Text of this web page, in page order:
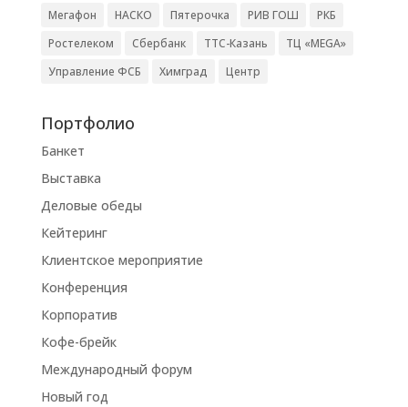
Мегафон
НАСКО Пятерочка РИВ ГОШ
РКБ
Ростелеком
Сбербанк ТТС-Казань
ТЦ «MEGA»
Управление ФСБ
Химград Центр
Портфолио
Банкет
Выставка
Деловые обеды
Кейтеринг
Клиентское мероприятие
Конференция
Корпоратив
Кофе-брейк
Международный форум
Новый год